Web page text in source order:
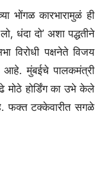
भोंगळ कारभारामुळं ही
धंदा दो’ अशा पद्धतीने
विरोधी पक्षनेते विजय
आहे. मुंबईचे पालकमंत्री
मोठे होर्डिंग का उभे केले
फक्त टक्केवारीत सगळे